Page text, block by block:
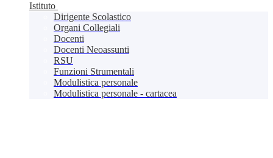
Istituto
Dirigente Scolastico
Organi Collegiali
Docenti
Docenti Neoassunti
RSU
Funzioni Strumentali
Modulistica personale
Modulistica personale - cartacea